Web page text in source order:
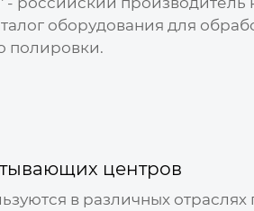
оборудования для
полировки.
центров
в различных